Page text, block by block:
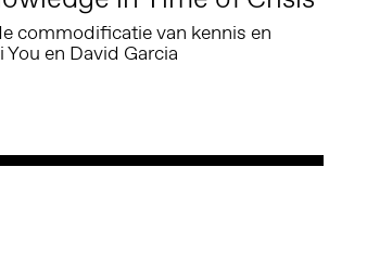
commodificatie van kennis en
en David Garcia